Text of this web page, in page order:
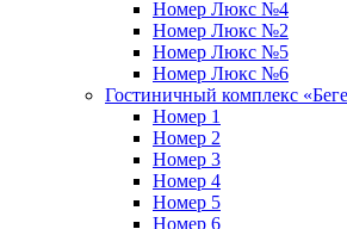
Номер Люкс №4
Номер Люкс №2
Номер Люкс №5
Номер Люкс №6
Гостиничный комплекс
Номер 1
Номер 2
Номер 3
Номер 4
Номер 5
Номер 6